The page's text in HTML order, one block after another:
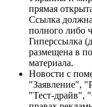
прямая
Ссылка
полного либо
Гиперссылка
размещена в
материала.
Новости с
"Заявление",
"Тест-драйв",